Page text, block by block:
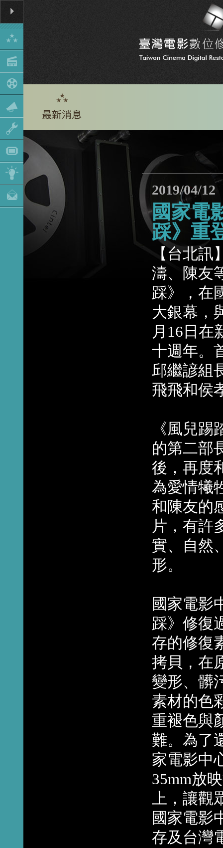
2019/04/12
國家電
踩》重
【台北訊
濤、陳友
踩》，在
大銀幕，
月16日在
十週年。
邱繼諺組
飛飛和侯
《風兒
的第二部
後，再度
為愛情犧
和陳友的
片，有許
實、自然
形。
國家電影
踩》修復
存的修復
拷貝，在
變形、髒
素材的色
重褪色與
難。為了
家電影中
35mm放
上，讓觀
國家電影
存及台灣